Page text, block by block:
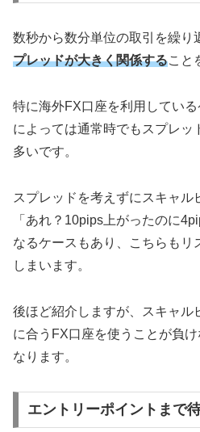
数秒から数分単位の取引を繰り
プレッドが大きく関係すること
特に海外FX口座を利用してい
によっては通常時でもスプレッ
多いです。
スプレッドを考えずにスキャル
「あれ？10pips上がったのに
なるケースもあり、こちらもリ
しまいます。
後ほど紹介しますが、スキャル
に合うFX口座を使うことが負
なります。
エントリーポイントまで